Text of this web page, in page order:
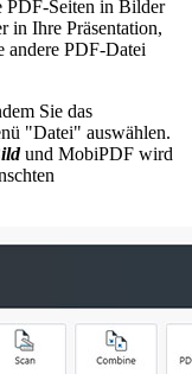
PDF-Seiten in Bilder
in Ihre Präsentation,
andere PDF-Datei
Sie das
"Datei" auswählen.
und MobiPDF wird